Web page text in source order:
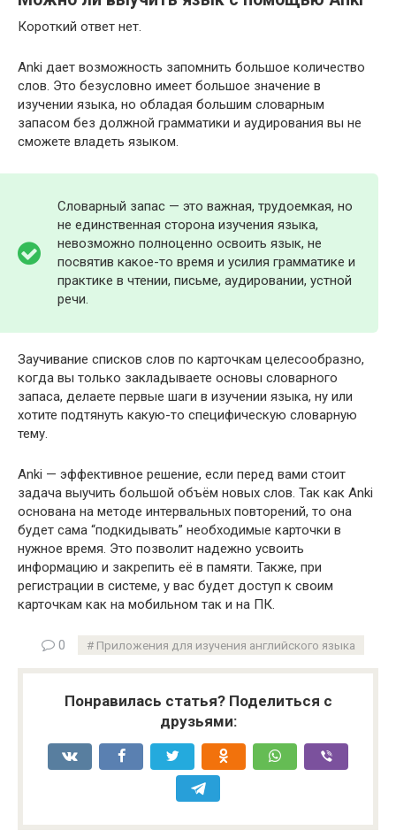
Короткий ответ нет.
Anki дает возможность запомнить большое количество
слов. Это безусловно имеет большое значение в
изучении языка, но обладая большим словарным
запасом без должной грамматики и аудирования вы не
сможете владеть языком.
Словарный запас — это важная, трудоемкая, но
не единственная сторона изучения языка,
невозможно полноценно освоить язык, не
посвятив какое-то время и усилия грамматике и
практике в чтении, письме, аудировании, устной
речи.
Заучивание списков слов по карточкам целесообразно,
когда вы только закладываете основы словарного
запаса, делаете первые шаги в изучении языка, ну или
хотите подтянуть какую-то специфическую словарную
тему.
Anki — эффективное решение, если перед вами стоит
задача выучить большой объём новых слов. Так как Anki
основана на методе интервальных повторений, то она
будет сама “подкидывать” необходимые карточки в
нужное время. Это позволит надежно усвоить
информацию и закрепить её в памяти. Также, при
регистрации в системе, у вас будет доступ к своим
карточкам как на мобильном так и на ПК.
0 Приложения для изучения английского языка
Понравилась статья? Поделиться с
друзьями: